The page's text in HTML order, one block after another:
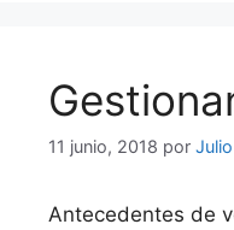
11 junio, 2018 por
Antecedentes de